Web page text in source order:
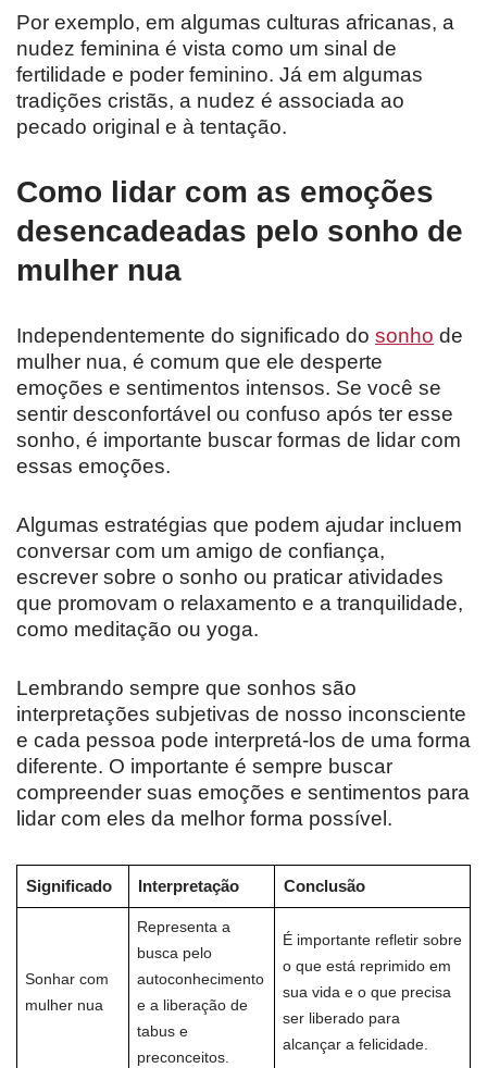
Por exemplo, em algumas culturas africanas, a
nudez feminina é vista como um sinal de
fertilidade e poder feminino. Já em algumas
tradições cristãs, a nudez é associada ao
pecado original e à tentação.
Como lidar com as emoções
desencadeadas pelo sonho de
mulher nua
Independentemente do significado do sonho de
mulher nua, é comum que ele desperte
emoções e sentimentos intensos. Se você se
sentir desconfortável ou confuso após ter esse
sonho, é importante buscar formas de lidar com
essas emoções.
Algumas estratégias que podem ajudar incluem
conversar com um amigo de confiança,
escrever sobre o sonho ou praticar atividades
que promovam o relaxamento e a tranquilidade,
como meditação ou yoga.
Lembrando sempre que sonhos são
interpretações subjetivas de nosso inconsciente
e cada pessoa pode interpretá-los de uma forma
diferente. O importante é sempre buscar
compreender suas emoções e sentimentos para
lidar com eles da melhor forma possível.
Significado Interpretação Conclusão
Sonhar com
mulher nua
Representa a
busca pelo
autoconhecimento
e a liberação de
tabus e
preconceitos.
É importante refletir sobre
o que está reprimido em
sua vida e o que precisa
ser liberado para
alcançar a felicidade.